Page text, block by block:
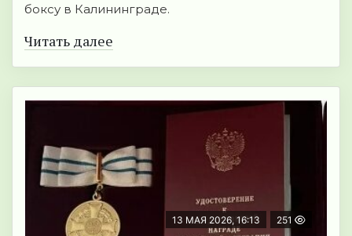
боксу в Калининграде.
Читать далее
13 МАЯ 2026, 16:13 251